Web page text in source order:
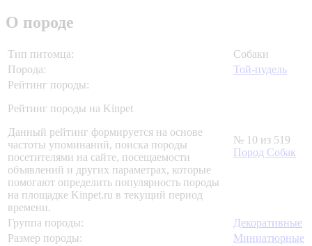
О породе
Тип питомца:
Собаки
Порода:
Той-пудель
Рейтинг породы:
Рейтинг породы на Kinpet
Данный рейтинг формируется на основе
частоты упоминаний, поиска породы
посетителями на сайте, посещаемости
объявлений и других параметрах, которые
помогают определить популярность породы
на площадке Kinpet.ru в текущий период
времени.
№ 10 из 519
Пород Собак
Группа породы:
Декоративные
Размер породы:
Миниатюрные